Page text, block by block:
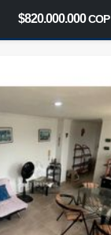
$820.000.000COP